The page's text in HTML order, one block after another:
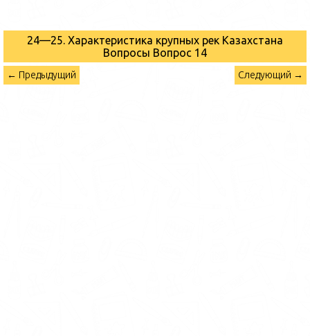
24—25. Характеристика крупных рек Казахстана
Вопросы Вопрос 14
← Предыдущий Следующий →